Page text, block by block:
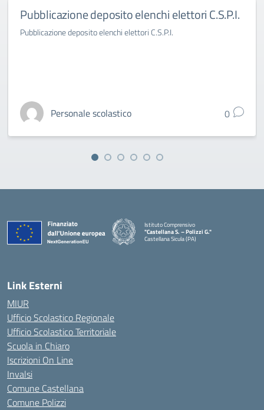
Pubblicazione deposito elenchi elettori C.S.P.I.
Pubblicazione deposito elenchi elettori C.S.P.I.
Personale scolastico 0
Istituto Comprensivo
"Castellana S. – Polizzi G."
Castellana Sicula (PA)
Link Esterni
MIUR
Ufficio Scolastico Regionale
Ufficio Scolastico Territoriale
Scuola in Chiaro
Iscrizioni On Line
Invalsi
Comune Castellana
Comune Polizzi